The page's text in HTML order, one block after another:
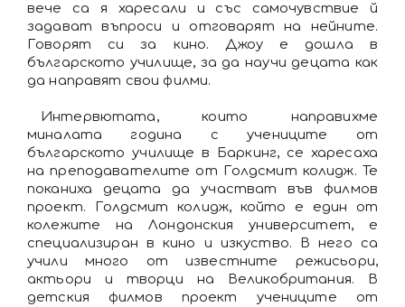
вече са я харесали и със самочувствие й
задават въпроси и отговарят на нейните.
Говорят си за кино. Джоу е дошла в
българското училище, за да научи децата как
да направят свои филми.
Интервютата, които направихме
миналата година с учениците от
българското училище в Баркинг, се харесаха
на преподавателите от Голдсмит колидж. Те
поканиха децата да участват във филмов
проект. Голдсмит колидж, който е един от
колежите на Лондонския университет, е
специализиран в кино и изкуство. В него са
учили много от известните режисьори,
актьори и творци на Великобритания. В
детския филмов проект учениците от